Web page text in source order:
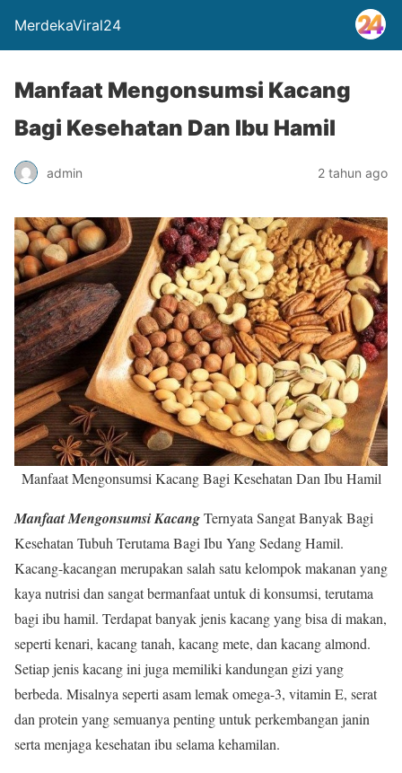
MerdekaViral24
Manfaat Mengonsumsi Kacang
Bagi Kesehatan Dan Ibu Hamil
admin 2 tahun ago
Manfaat Mengonsumsi Kacang Bagi Kesehatan Dan Ibu Hamil
Manfaat Mengonsumsi KacangTernyata Sangat Banyak Bagi
Kesehatan Tubuh Terutama Bagi Ibu Yang Sedang Hamil.
Kacang-kacangan merupakan salah satu kelompok makanan yang
kaya nutrisi dan sangat bermanfaat untuk di konsumsi, terutama
bagi ibu hamil. Terdapat banyak jenis kacang yang bisa di makan,
seperti kenari, kacang tanah, kacang mete, dan kacang almond.
Setiap jenis kacang ini juga memiliki kandungan gizi yang
berbeda. Misalnya seperti asam lemak omega-3, vitamin E, serat
dan protein yang semuanya penting untuk perkembangan janin
serta menjaga kesehatan ibu selama kehamilan.